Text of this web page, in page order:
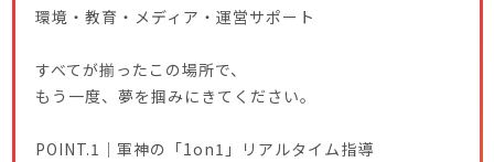
環境・教育・メディア・運営サポート
すべてが揃ったこの場所で、
もう一度、夢を掴みにきてください。
POINT.1｜軍神の「1on1」リアルタイム指導